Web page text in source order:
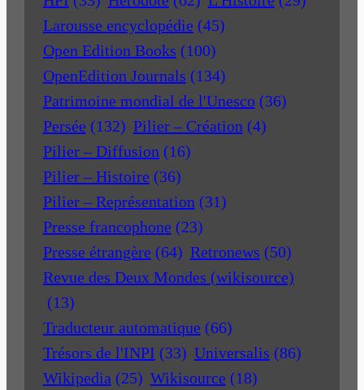
Larousse encyclopédie (45)
Open Edition Books (100)
OpenEdition Journals (134)
Patrimoine mondial de l'Unesco (36)
Persée (132) Pilier – Création (4)
Pilier – Diffusion (16)
Pilier – Histoire (36)
Pilier – Représentation (31)
Presse francophone (23)
Presse étrangère (64) Retronews (50)
Revue des Deux Mondes (wikisource)
(13)
Traducteur automatique (66)
Trésors de l'INPI (33) Universalis (86)
Wikipedia (25) Wikisource (18)